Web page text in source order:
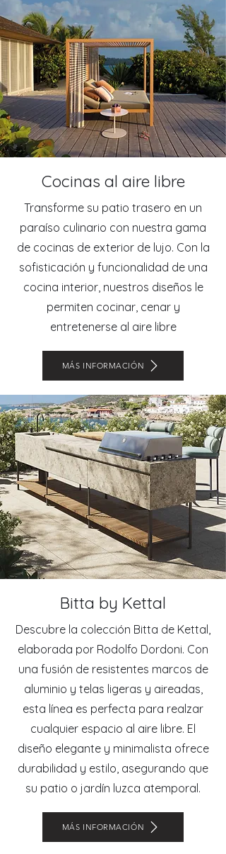
Cocinas al aire libre
Transforme su patio trasero en un
paraíso culinario con nuestra gama
de cocinas de exterior de lujo. Con la
sofisticación y funcionalidad de una
cocina interior, nuestros diseños le
permiten cocinar, cenar y
entretenerse al aire libre
MÁS INFORMACIÓN
Bitta by Kettal
Descubre la colección Bitta de Kettal,
elaborada por Rodolfo Dordoni. Con
una fusión de resistentes marcos de
aluminio y telas ligeras y aireadas,
esta línea es perfecta para realzar
cualquier espacio al aire libre. El
diseño elegante y minimalista ofrece
durabilidad y estilo, asegurando que
su patio o jardín luzca atemporal.
MÁS INFORMACIÓN